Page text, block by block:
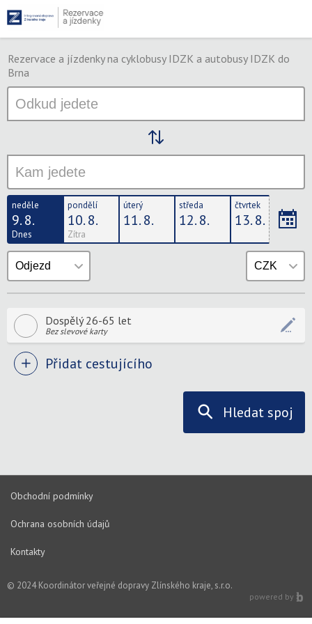
Rezervace a jízdenky na cyklobusy IDZK a autobusy IDZK do
Brna
neděle
9. 8.
Dnes
pondělí
10. 8.
Zítra
úterý
11. 8.
středa
12. 8.
čtvrtek
13. 8. 14.
Dospělý 26-65 let
Bez slevové karty
Přidat cestujícího
Hledat spoj
Obchodní podmínky
Ochrana osobních údajů
Kontakty
© 2024 Koordinátor veřejné dopravy Zlínského kraje, s.r.o.
powered by